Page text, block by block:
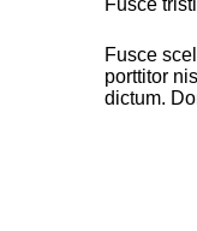
u
e
0
%
Fusce
porttitor
dictum.